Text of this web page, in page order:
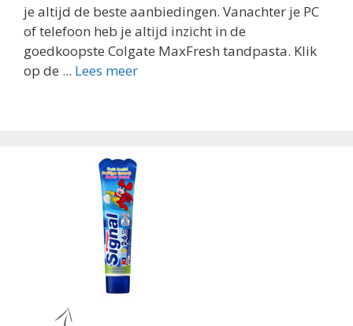
je altijd de beste aanbiedingen. Vanachter je PC
of telefoon heb je altijd inzicht in de
goedkoopste Colgate MaxFresh tandpasta. Klik
op de ... Lees meer